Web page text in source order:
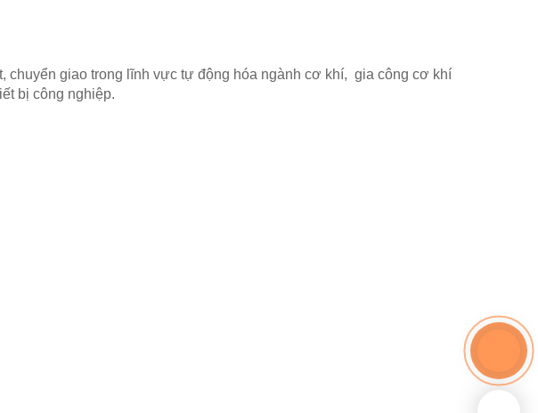
chuyển giao trong lĩnh vực tự động hóa ngành cơ khí, gia công cơ khí
bị công nghiệp.